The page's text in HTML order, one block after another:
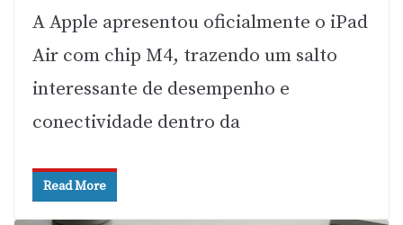
A Apple apresentou oficialmente o iPad
Air com chip M4, trazendo um salto
interessante de desempenho e
conectividade dentro da
Read More